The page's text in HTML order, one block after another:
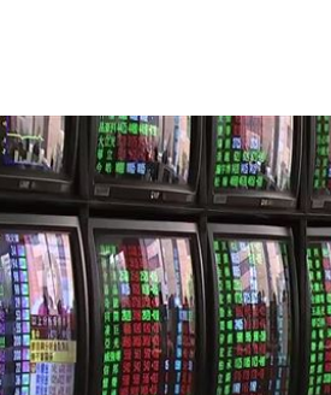
直播 15:27
台線上直播 18:00
可果美蕃茄醬創無限可能 12:00
父親節送會拉筋的按摩椅 爸爸「筋歡喜」 18:00
注 挑選保健食品要注意 13:00